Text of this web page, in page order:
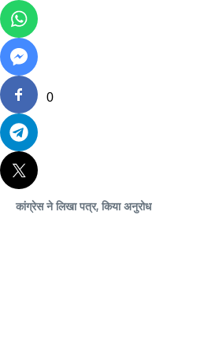
0
कांग्रेस ने लिखा पत्र, किया अनुरोध